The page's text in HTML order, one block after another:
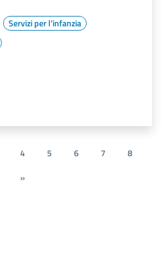
Servizi per l'infanzia
4 5 6 7
8
»